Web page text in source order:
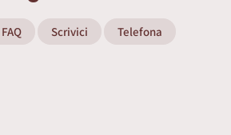
Scrivici Telefona